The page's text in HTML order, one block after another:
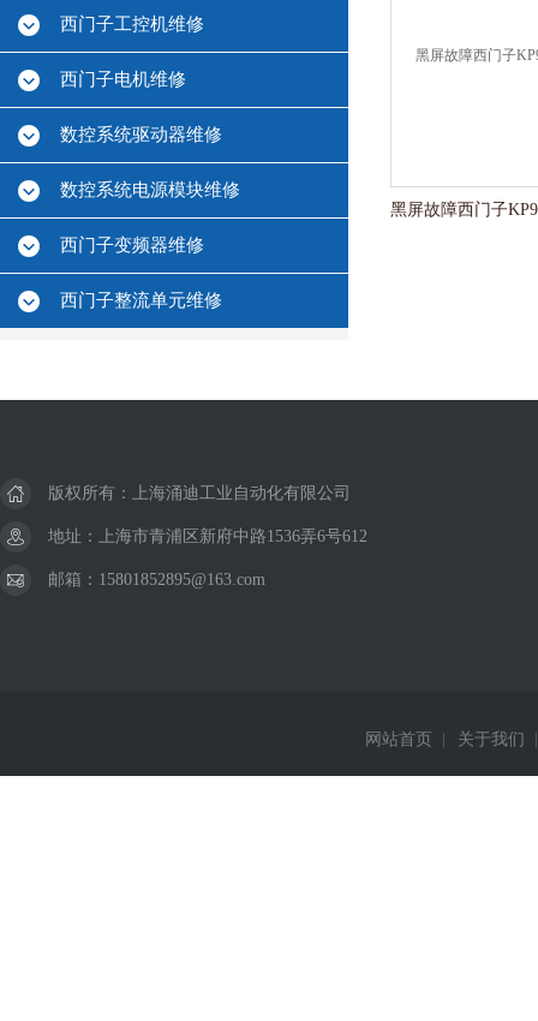
西门子工控机维修
西门子电机维修
数控系统驱动器维修
数控系统电源模块维修
西门子变频器维修
西门子整流单元维修
版权所有：上海涌迪工业自动化有限公司
地址：上海市青浦区新府中路1536弄6号612
邮箱：15801852895@163.com
网站首页 关于我们